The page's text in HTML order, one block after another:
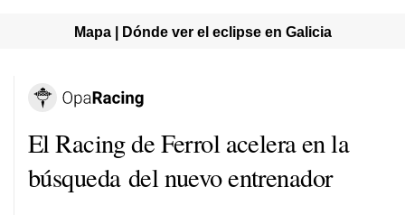
Mapa | Dónde ver el eclipse en Galicia
El Racing de Ferrol acelera en la
búsqueda del nuevo entrenador